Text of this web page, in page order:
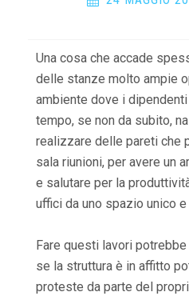
Una cosa che accade
delle stanze molto ampie
ambiente dove i
tempo, se non da subito,
realizzare delle pareti che
sala riunioni, per avere un
e salutare per la
uffici da uno spazio unico
Fare questi lavori
se la struttura è in affitto
proteste da parte del